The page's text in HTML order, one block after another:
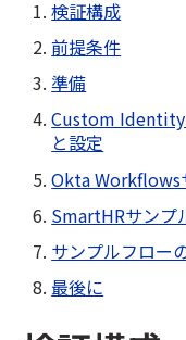
検証構成
前提条件
準備
Custom Identity
と設定
Okta Workflows
SmartHRサンプ
サンプルフロー
最後に